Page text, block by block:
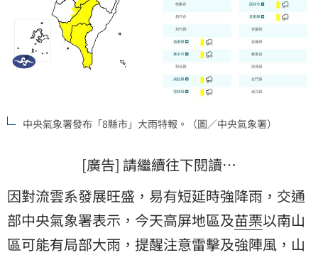
中央氣象署發布「8縣市」大雨特報。（圖／中央氣象署）
[廣告] 請繼續往下閱讀…
因對流雲系發展旺盛，易有短延時強降雨，交通
部中央氣象署表示，今天高屏地區及苗栗以南山
區可能有局部大雨，提醒注意雷擊及強陣風，山